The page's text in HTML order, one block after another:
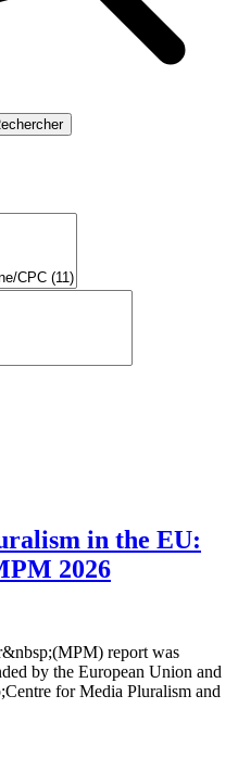
in the EU:
2026
report was
by the European Union and
for Media Pluralism and